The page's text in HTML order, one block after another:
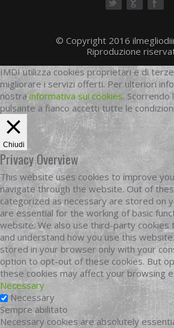
© Copyright 2016
Riproduzione
IMDI utilizza cookies proprietari e di
migliorare i servizi offerti. Per ulteriori
nostrainformativa sui cookies. Scorrendo
pulsante a fianco accetti tutte le
Chiudi
Privacy Overview
This website uses cookies to improve
navigate through the website. Out of
categorized as necessary are stored on
are essential for the working of basic
website. We also use third-party cookies
and understand how you use this
stored in your browser only with your
option to opt-out of these cookies. But
these cookies may affect your browsing
Necessary
Necessary
Sempre abilitato
Necessary cookies are absolutely